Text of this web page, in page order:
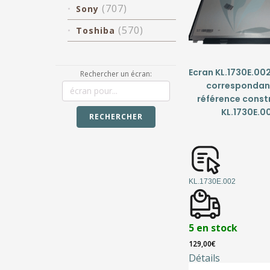
Sony (707)
Toshiba (570)
Rechercher un écran:
RECHERCHER
Détails
Ecran
référence
KL.1730E.002
5 en stock
129,00€